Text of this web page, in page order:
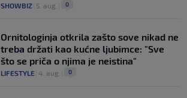
SHOWBIZ 5. aug. 0
Ornitologinja otkrila zašto sove nikad ne
treba držati kao kućne ljubimce: "Sve
što se priča o njima je neistina"
LIFESTYLE 4. aug. 0